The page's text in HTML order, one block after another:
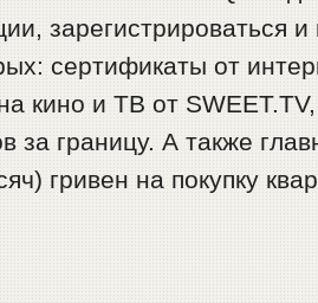
зарегистрироваться
сертификаты от
кино и ТВ от
за границу. А также
гривен на покупку